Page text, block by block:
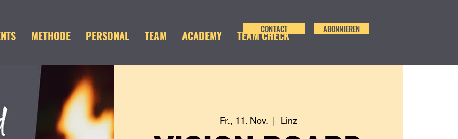
METHODE PERSONAL TEAM ACADEMY TEAM CHECK
CONTACT ABONNIEREN
Fr., 11. Nov.
  |
Linz